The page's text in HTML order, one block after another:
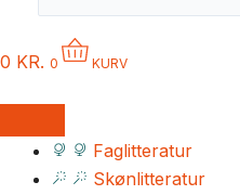
0 KR. 0 KURV
Faglitteratur
Skønlitteratur